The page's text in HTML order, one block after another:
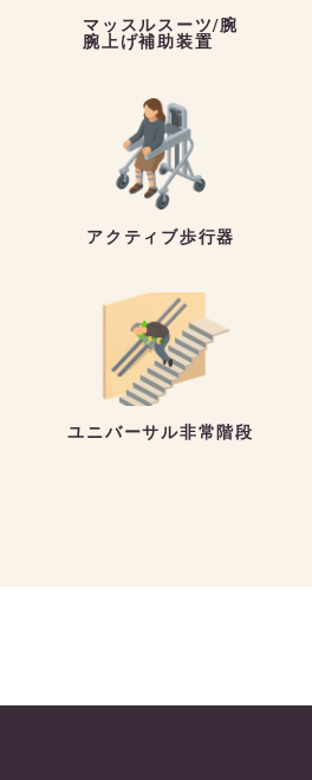
マッスルスーツ/腕
腕上げ補助装置
アクティブ歩行器
ユニバーサル非常階段